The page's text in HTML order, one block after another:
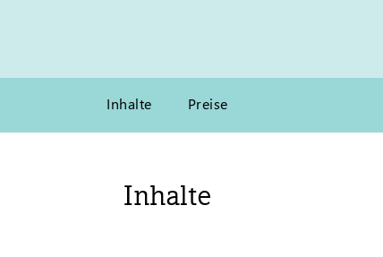
Inhalte Preise
Inhalte